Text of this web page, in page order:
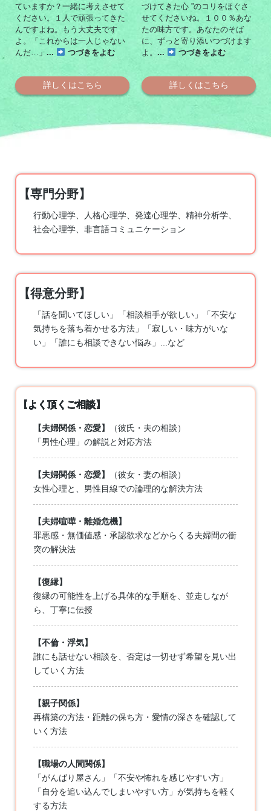
ていますか？一緒に考えさせて
ください。１人で頑張ってきた
んですよね。もう大丈夫です
よ。「これからは一人じゃない
んだ…」 ... つづきをよむ
詳しくはこちら
づけてきた心 ”のコリをほぐさ
せてくださいね。１００％あな
たの味方です。あなたのそば
に、ずっと寄り添いつづけます
よ。 ... つづきをよむ
詳しくはこちら
行動心理学 、人格心理学、 発達心理学 、精神分析学、
社会心理学、非言語コミュニケーション
「話を聞いてほしい」 「相談相手が欲しい」
「不安な
気持ちを落ち着かせる方法」
「寂しい・味方がいな
い」
「誰にも相談できない悩み」 ...など
【夫婦関係・恋愛】
（彼氏・夫の相談）
「男性心理」の解説と対応方法
【夫婦関係・恋愛】
（彼女・妻の相談）
女性心理と、男性目線での論理的な解決方法
【夫婦喧嘩・離婚危機】
罪悪感・無価値感・承認欲求などからくる夫婦間の衝
突の解決法
【復縁】
復縁の可能性を上げる具体的な手順を、並走しなが
ら、丁寧に伝授
【不倫・浮気】
誰にも話せない相談を、否定は一切せず希望を見い出
していく方法
【親子関係】
再構築の方法・距離の保ち方・愛情の深さを確認して
いく方法
【職場の人間関係】
「がんばり屋さん」「不安や怖れを感じやすい方」
「自分を追い込んでしまいやすい方」が気持ちを軽く
する方法